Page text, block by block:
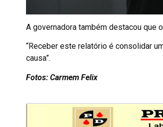
A governadora também destacou que
“Receber este relatório é consolidar
causa”.
Fotos: Carmem Felix